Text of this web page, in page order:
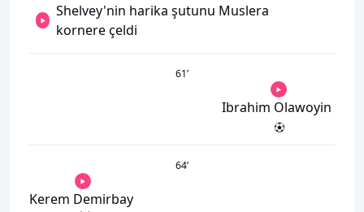
Shelvey'nin harika şutunu Muslera
kornere çeldi
61’
Ibrahim Olawoyin
64’
Kerem Demirbay